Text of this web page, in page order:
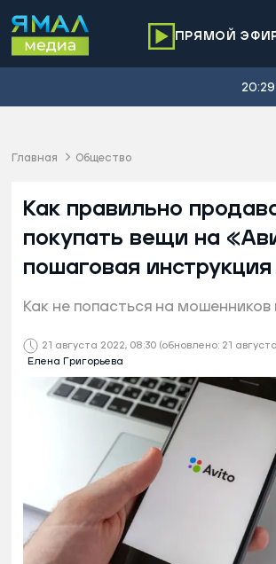
ПРЯМОЙ
Главная Общество
21 августа 2022, 08:30 (обновлено: 21
Елена Григорьева
Как правильно
покупать вещи на
пошаговая инструкция
Как не попасться на